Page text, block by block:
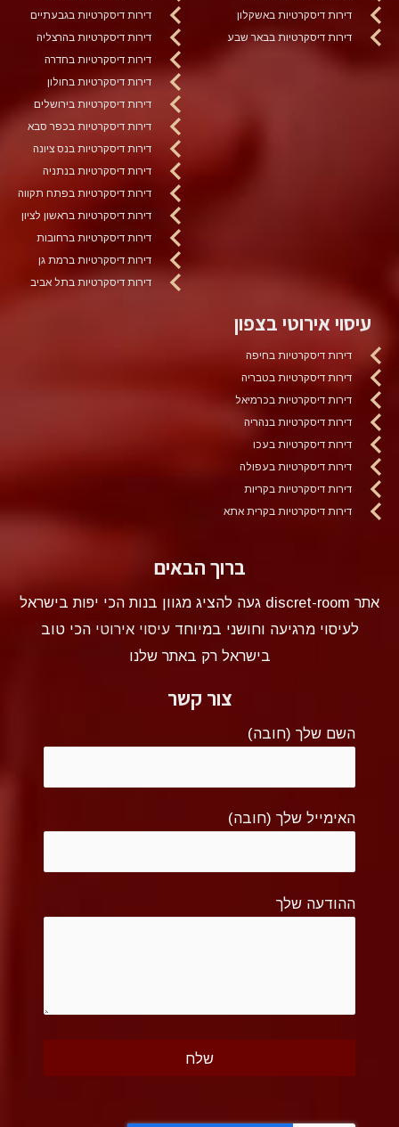
דירות דיסקרטיות באשקלון
דירות דיסקרטיות בבאר שבע
דירות דיסקרטיות בגבעתיים
דירות דיסקרטיות בהרצליה
דירות דיסקרטיות בחדרה
דירות דיסקרטיות בחולון
דירות דיסקרטיות בירושלים
דירות דיסקרטיות בכפר סבא
דירות דיסקרטיות בנס ציונה
דירות דיסקרטיות בנתניה
דירות דיסקרטיות בפתח תקווה
דירות דיסקרטיות בראשון לציון
דירות דיסקרטיות ברחובות
דירות דיסקרטיות ברמת גן
דירות דיסקרטיות בתל אביב
עיסוי אירוטי בצפון
דירות דיסקרטיות בחיפה
דירות דיסקרטיות בטבריה
דירות דיסקרטיות בכרמיאל
דירות דיסקרטיות בנהריה
דירות דיסקרטיות בעכו
דירות דיסקרטיות בעפולה
דירות דיסקרטיות בקריות
דירות דיסקרטיות בקרית אתא
ברוך הבאים
אתר discret-room געה להציג מגוון בנות הכי יפות בישראל
לעיסוי מרגיעה וחושני במיוחדעיסוי אירוטי הכי טוב
בישראל רק באתר שלנו
צור קשר
השם שלך (חובה)
האימייל שלך (חובה)
ההודעה שלך